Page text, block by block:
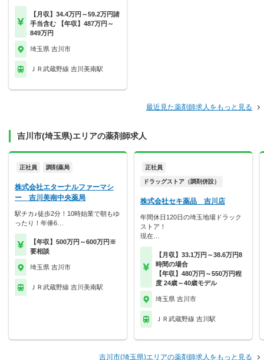
【月収】34.4万円～59.2万円諸
手当含む 【年収】487万円～
849万円
埼玉県 吉川市
ＪＲ武蔵野線 吉川美南駅
最近見た薬剤師求人をもっと見る
吉川市(埼玉県)エリアの薬剤師求人
正社員 調剤薬局
株式会社エターナルファーマシ
ー 吉川美南中央薬局
駅チカ♪徒歩2分！10時始業で朝もゆ
ったり！年俸6…
【年収】500万円～600万円※
要相談
埼玉県 吉川市
ＪＲ武蔵野線 吉川美南駅
正社員
ドラッグストア（調剤併設）
株式会社セキ薬品 吉川店
年間休日120日の埼玉地場ドラック
ストア！
現在…
【月収】33.1万円～38.6万円8
時間の場合
【年収】480万円～550万円程
度 24歳～40歳モデル
埼玉県 吉川市
ＪＲ武蔵野線 吉川駅
吉川市(埼玉県)エリアの薬剤師求人をもっと見る